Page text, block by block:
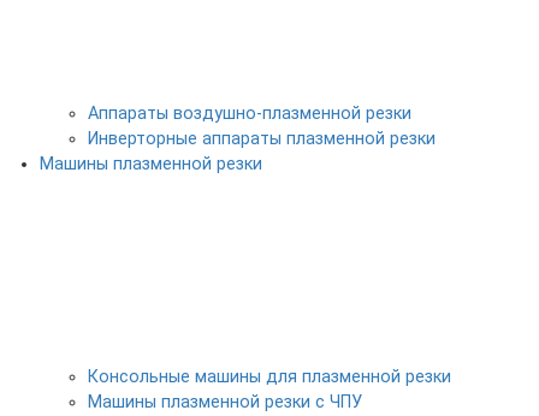
Аппараты воздушно-плазменной резки
Инверторные аппараты плазменной резки
Машины плазменной резки
Консольные машины для плазменной резки
Машины плазменной резки с ЧПУ